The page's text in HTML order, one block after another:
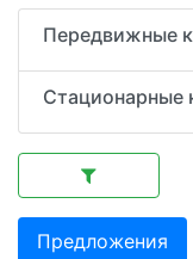
Передвижные
Стационарные
Предложения